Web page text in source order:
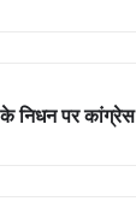
के निधन पर